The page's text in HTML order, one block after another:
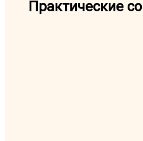
Практические